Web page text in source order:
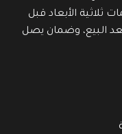
الأبعاد قبل
البيع، وضمان يصل